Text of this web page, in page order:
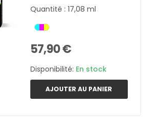
Quantité : 17,08 ml
57,90 €
Disponibilité: En stock
AJOUTER AU PANIER